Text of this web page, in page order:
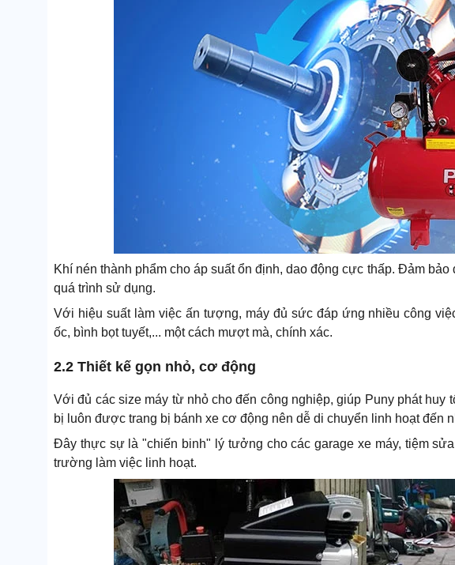
Khí nén thành phẩm cho áp suất ổn định, dao động cực thấp. Đảm
quá trình sử dụng.
Với hiệu suất làm việc ấn tượng, máy đủ sức đáp ứng nhiều công
ốc, bình bọt tuyết,... một cách mượt mà, chính xác.
2.2 Thiết kế gọn nhỏ, cơ động
Với đủ các size máy từ nhỏ cho đến công nghiệp, giúp Puny phát huy
bị luôn được trang bị bánh xe cơ động nên dễ di chuyển linh hoạt đến
Đây thực sự là "chiến binh" lý tưởng cho các garage xe máy, tiệm
trường làm việc linh hoạt.